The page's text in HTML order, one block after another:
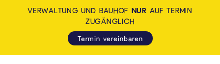
VERWALTUNG UND BAUHOF NUR AUF TERMIN
ZUGÄNGLICH
Termin vereinbaren